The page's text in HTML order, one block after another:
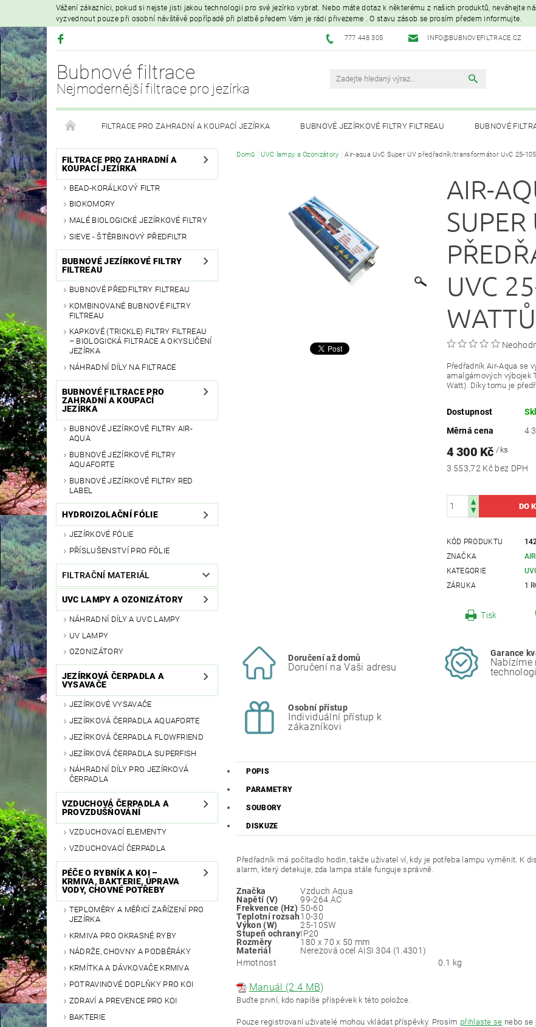
Vážení zákazníci, pokud si nejste jisti jakou technologii pro své jezírko vybrat. Nebo máte dotaz k některému z našich produktů, neváhejte
vyzvednout pouze při osobní návštěvě popřípadě při platbě předem Vám je rádi přivezeme . O stavu zásob se prosím předem informujte.
777 448 305 INFO@BUBNOVEFILTRACE.CZ
Bubnové filtrace
Nejmodernější filtrace pro jezírka
FILTRACE PRO ZAHRADNÍ A KOUPACÍ JEZÍRKA BUBNOVÉ JEZÍRKOVÉ FILTRY FILTREAU BUBNOVÉ
HYDROIZOLAČNÍ FÓLIE FILTRAČNÍ MATERIÁL UVC LAMPY A OZONIZÁTORY JEZÍRKOVÁ ČERPADLA A
VZDUCHOVÁ ČERPADLA A PROVZDUŠŇOVÁNÍ PÉČE O RYBNÍK A KOI – KRMIVA, BAKTERIE, ÚPRAVA VODY, CHOVNÉ
PRODEJ KOI KAPRŮ MOJE OBJEDNÁVKA
FILTRACE PRO ZAHRADNÍ A
KOUPACÍ JEZÍRKA
BEAD-KORÁLKOVÝ FILTR
BIOKOMORY
MALÉ BIOLOGICKÉ JEZÍRKOVÉ FILTRY
SIEVE - ŠTĚRBINOVÝ PŘEDFILTR
BUBNOVÉ JEZÍRKOVÉ FILTRY
FILTREAU
BUBNOVÉ PŘEDFILTRY FILTREAU
KOMBINOVANÉ BUBNOVÉ FILTRY
FILTREAU
KAPKOVÉ (TRICKLE) FILTRY FILTREAU
– BIOLOGICKÁ FILTRACE A OKYSLIČENÍ
JEZÍRKA
NÁHRADNÍ DÍLY NA FILTRACE
BUBNOVÉ FILTRACE PRO
ZAHRADNÍ A KOUPACÍ
JEZÍRKA
BUBNOVÉ JEZÍRKOVÉ FILTRY AIR-
AQUA
BUBNOVÉ JEZÍRKOVÉ FILTRY
AQUAFORTE
BUBNOVÉ JEZÍRKOVÉ FILTRY RED
LABEL
HYDROIZOLAČNÍ FÓLIE
JEZÍRKOVÉ FÓLIE
PŘÍSLUŠENSTVÍ PRO FÓLIE
FILTRAČNÍ MATERIÁL
UVC LAMPY A OZONIZÁTORY
NÁHRADNÍ DÍLY A UVC LAMPY
UV LAMPY
OZONIZÁTORY
JEZÍRKOVÁ ČERPADLA A
VYSAVAČE
JEZÍRKOVÉ VYSAVAČE
JEZÍRKOVÁ ČERPADLA AQUAFORTE
JEZÍRKOVÁ ČERPADLA FLOWFRIEND
JEZÍRKOVÁ ČERPADLA SUPERFISH
NÁHRADNÍ DÍLY PRO JEZÍRKOVÁ
ČERPADLA
VZDUCHOVÁ ČERPADLA A
PROVZDUŠŇOVÁNÍ
VZDUCHOVACÍ ELEMENTY
VZDUCHOVACÍ ČERPADLA
PÉČE O RYBNÍK A KOI –
KRMIVA, BAKTERIE, ÚPRAVA
VODY, CHOVNÉ POTŘEBY
TEPLOMĚRY A MĚŘICÍ ZAŘÍZENÍ PRO
JEZÍRKA
KRMIVA PRO OKRASNÉ RYBY
NÁDRŽE, CHOVNY A PODBĚRÁKY
KRMÍTKA A DÁVKOVAČE KRMIVA
POTRAVINOVÉ DOPLŇKY PRO KOI
ZDRAVÍ A PREVENCE PRO KOI
BAKTERIE
Domů UVC lampy a Ozonizátory Air-aqua UvC Super UV předřadník/transformátor UvC 25-
AIR-
SUPER
UVC
WATTŮ
Předřadník Air-Aqua se
amalgámových výbojek
Watt). Díky tomu je
Dostupnost
Měrná cena
4
4 300 Kč/ ks
3 553,72 Kč bez DPH
KÓD PRODUKTU
ZNAČKA
KATEGORIE
ZÁRUKA
1
Tisk
Doručení až domů
Doručení na Vaši adresu
Garance
Nabízíme
Osobní přístup
Individuální přístup k
zákazníkovi
POPIS
PARAMETRY
SOUBORY
DISKUZE
Předřadník má počítadlo hodin, takže uživatel ví, kdy je potřeba lampu vyměnit. K
alarm, který detekuje, zda lampa stále funguje správně.
Značka
Vzduch Aqua
Napětí (V)
99-264 AC
Frekvence (Hz) 50-60
Teplotní rozsah10-30
Výkon (W)
25-105W
Stupeň ochranyIP20
Rozměry
180 x 70 x 50 mm
Materiál
Nerezová ocel AISI 304 (1.4301)
Hmotnost
0.1 kg
Manuál (2.4 MB)
Buďte první, kdo napíše příspěvek k této položce.
Pouze registrovaní uživatelé mohou vkládat příspěvky. Prosím přihlaste se nebo se